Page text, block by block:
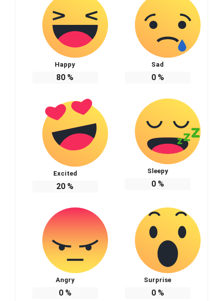
Happy
80 %
Sad
0%
Excited
20 %
Sleepy
0%
Angry
0%
Surprise
0%